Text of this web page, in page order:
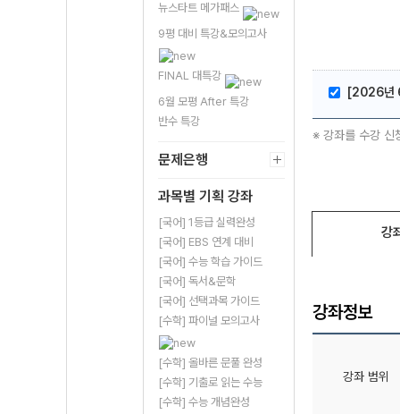
뉴스타트 메가패스
9평 대비 특강&모의고사
FINAL 대특강
6월 모평 After 특강
반수 특강
문제은행
과목별 기획 강좌
[국어] 1등급 실력완성
[국어] EBS 연계 대비
[국어] 수능 학습 가이드
[국어] 독서&문학
[국어] 선택과목 가이드
[수학] 파이널 모의고사
[수학] 올바른 문풀 완성
[수학] 기출로 읽는 수능
[수학] 수능 개념완성
[2026년
※ 강좌를 수강 신
강
강좌정보
강좌 범위